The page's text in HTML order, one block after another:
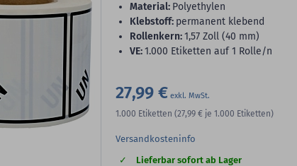
Material: Polyethylen
Klebstoff: permanent klebend
Rollenkern:1,57 Zoll (40 mm)
VE:1.000 Etiketten auf 1 Rolle/n
27,99 €
1.000 Etiketten (27,99 € je 1.000 Etiketten)
Versandkosteninfo
Lieferbar sofort ab Lager